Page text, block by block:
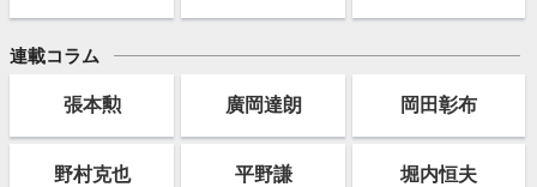
連載コラム
張本勲 廣岡達朗 岡田彰布
野村克也 平野謙 堀内恒夫